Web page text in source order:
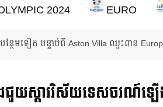
2024 EURO
ះពាន Premier League
ងជួយស្ដារវិស័យទេសចរណ៍ឡ